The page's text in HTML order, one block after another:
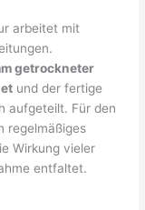
arbeitet mit
getrockneter
und der fertige
aufgeteilt. Für den
regelmäßiges
Wirkung vieler
entfaltet.